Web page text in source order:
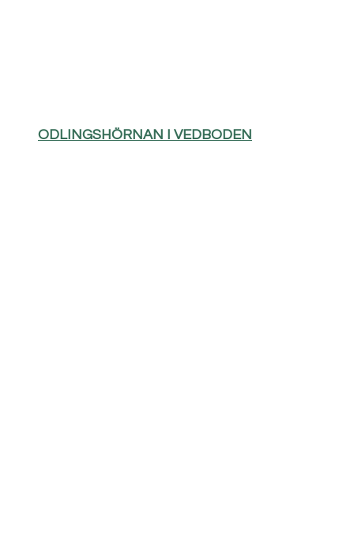
ODLINGSHÖRNAN I VEDBODEN